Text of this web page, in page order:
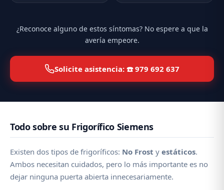
¿Reconoce alguno de estos síntomas? No espere a que la
avería empeore.
Solicite asistencia: ☎️ 979 692 637
Todo sobre su Frigorífico Siemens
Existen dos tipos de frigoríficos: No Frost y estáticos.
Ambos necesitan cuidados, pero lo más importante es no
dejar ninguna puerta abierta innecesariamente.